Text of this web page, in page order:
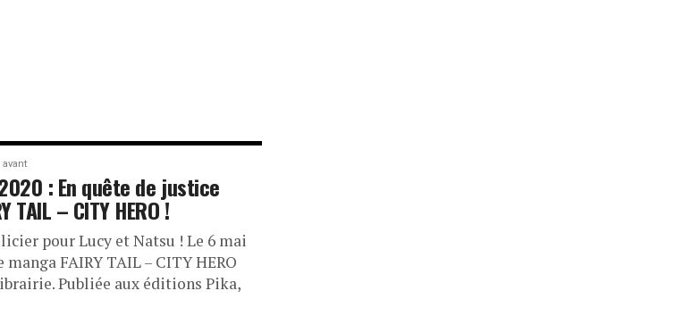
avant
: En quête de justice
TAIL – CITY HERO !
pour Lucy et Natsu ! Le 6 mai
FAIRY TAIL – CITY HERO
Publiée aux éditions Pika,